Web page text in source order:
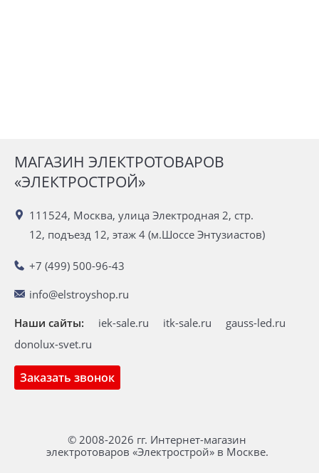
МАГАЗИН ЭЛЕКТРОТОВАРОВ
«ЭЛЕКТРОСТРОЙ»
111524, Москва, улица Электродная 2, стр.
12, подъезд 12, этаж 4 (м.Шоссе Энтузиастов)
+7 (499) 500-96-43
info@elstroyshop.ru
Заказать звонок
Наши сайты: iek-sale.ru itk-sale.ru
gauss-led.ru
donolux-svet.ru
© 2008-2026 гг. Интернет-магазин
электротоваров «Электрострой» в Москве.